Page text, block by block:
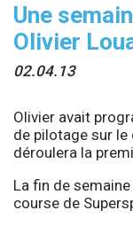
Une
Olivier
02.04.13
Olivier avait
de pilotage sur
déroulera la
La fin de
course de